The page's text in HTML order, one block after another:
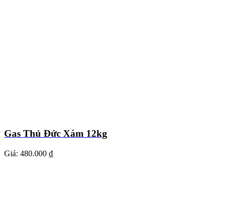
Gas Thủ Đức Xám 12kg
Giá: 480.000 ₫